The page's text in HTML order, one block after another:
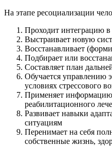
На этапе ресоциализации
Проходит интеграцию в
Выстраивает новую
Восстанавливает
Подбирает или
Составляет план
Обучается управлению
условиях стрессового
Применяет
реабилитационного
Развивает навыки
ситуациям
Перенимает на себя
собственные жизнь,